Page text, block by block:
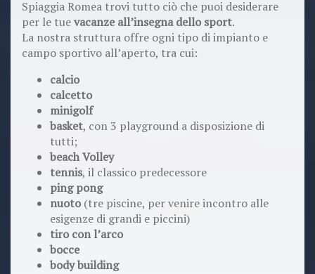
Spiaggia Romea trovi tutto ciò che puoi desiderare
per le tuevacanze all’insegna dello sport.
La nostra struttura offre ogni tipo di impianto e
campo sportivo all’aperto, tra cui:
calcio
calcetto
minigolf
basket, con 3 playground a disposizione di
tutti;
beach Volley
tennis, il classico predecessore
ping pong
nuoto (tre piscine, per venire incontro alle
esigenze di grandi e piccini)
tiro con l’arco
bocce
body building